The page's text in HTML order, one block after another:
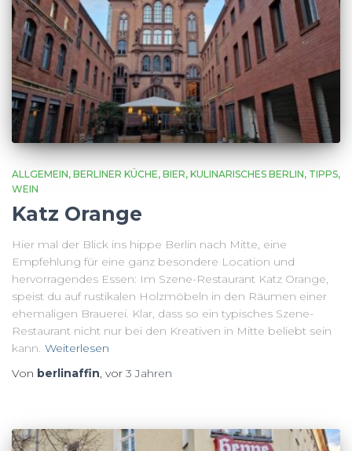
ALLGEMEIN BERLINER KÜCHE BIER KULINARISCHES BERLIN TIPPS
WEIN
Katz Orange
Hier mal der Blick ins hippe Berlin nach Mitte, eine
Empfehlung für eine ganz besondere Location und
hervorragendes Essen: Im Szene-Restaurant Katz Orange,
speist du auf rustikalen Holzmöbeln in den Räumen einer
ehemaligen Brauerei. Klar, dass so ein typisches Szene-
Restaurant nicht nur bei den Kreativen in Mitte beliebt sein
kann. Weiterlesen
Von berlinaffin, vor 3 Jahren